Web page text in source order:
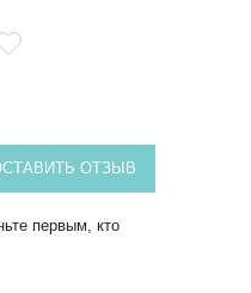
ОТЗЫВ
первым, кто